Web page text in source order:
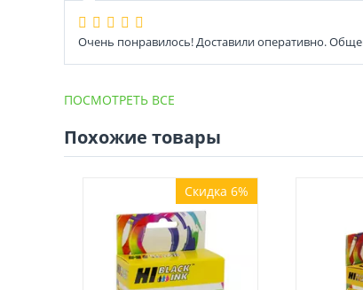
Очень понравилось! Доставили оперативно.
ПОСМОТРЕТЬ ВСЕ
Похожие товары
Скидка 6%